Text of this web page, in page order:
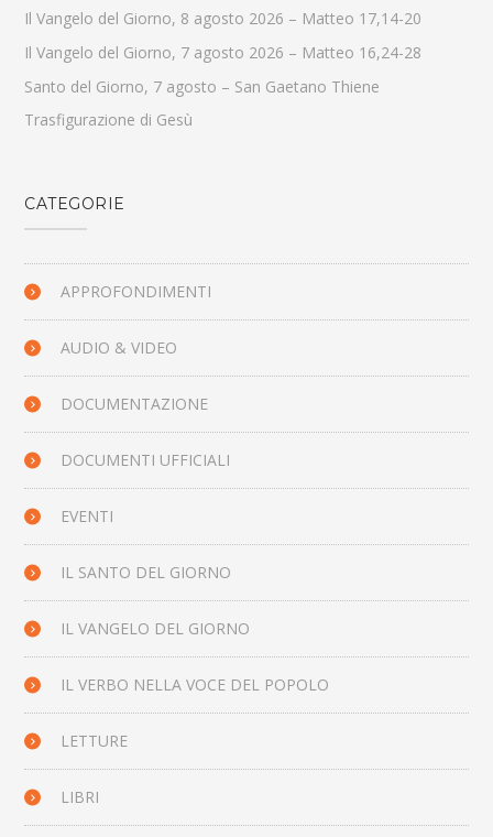
Il Vangelo del Giorno, 8 agosto 2026 – Matteo 17,14-20
Il Vangelo del Giorno, 7 agosto 2026 – Matteo 16,24-28
Santo del Giorno, 7 agosto – San Gaetano Thiene
Trasfigurazione di Gesù
CATEGORIE
APPROFONDIMENTI
AUDIO & VIDEO
DOCUMENTAZIONE
DOCUMENTI UFFICIALI
EVENTI
IL SANTO DEL GIORNO
IL VANGELO DEL GIORNO
IL VERBO NELLA VOCE DEL POPOLO
LETTURE
LIBRI